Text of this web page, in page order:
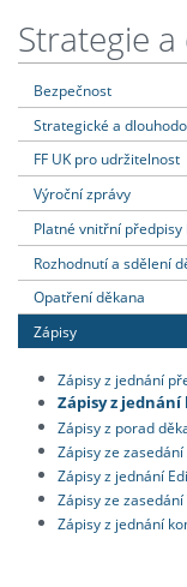
Strategie
Bezpečnost
Strategické a
FF UK pro udržitelnost
Výroční zprávy
Platné vnitřní předpisy
Rozhodnutí a sdělení
Opatření děkana
Zápisy
Zápisy z jednání
Zápisy z
Zápisy z porad
Zápisy ze
Zápisy z jednání
Zápisy ze
Zápisy z jednání